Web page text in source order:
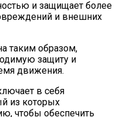
и защищает более
и внешних
таким образом,
защиту и
движения.
в себя
из которых
чтобы обеспечить